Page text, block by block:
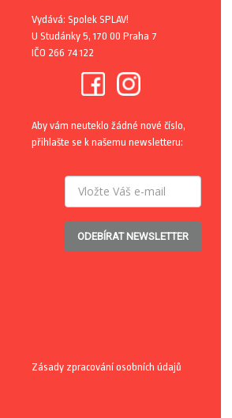
Vydává: Spolek SPLAV!
U Studánky 5, 170 00 Praha 7
IČO 266 74 122
Aby vám neuteklo žádné nové číslo,
přihlašte se k našemu newsletteru:
ODEBÍRAT NEWSLETTER
Zásady zpracování osobních údajů